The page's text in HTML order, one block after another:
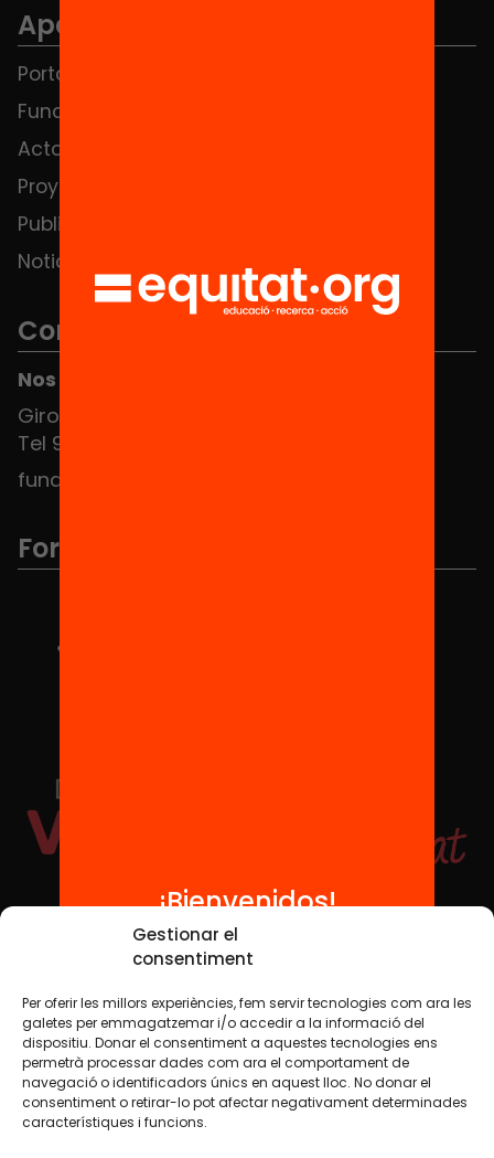
Gestionar el
consentiment
Per oferir les millors experiències, fem servir tecnologies com ara les
galetes per emmagatzemar i/o accedir a la informació del
dispositiu. Donar el consentiment a aquestes tecnologies ens
permetrà processar dades com ara el comportament de
navegació o identificadors únics en aquest lloc. No donar el
consentiment o retirar-lo pot afectar negativament determinades
característiques i funcions.
Apartados
Portada
Fundación
Actos
Proyectos
Publicaciones y vídeos
Noticias
Contacto
Nos puedes encontrar en el HUB Social
Girona 34, interior 08010 Barcelona
Tel 934 588 700
fundacio@equitat.org
Formamos parte de...
Redes sociales
TWT YTB IG FB IN
Aviso legalPolítica de cookies
¡Bienvenidos!